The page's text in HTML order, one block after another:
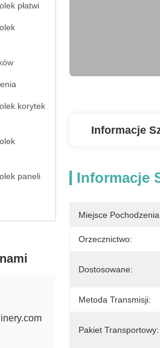
płatwi
korytek
paneli
Informacje
Informacje
Miejsce
Orzecznictwo:
Dostosowane:
Metoda Transmisji:
Pakiet Transportowy: